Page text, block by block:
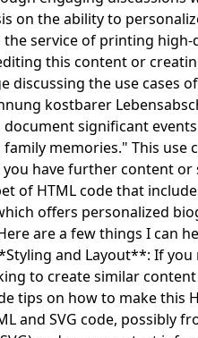
on the ability to
service of printing
this content or
the use cases
kostbarer
significant
memories." This
have further content
of HTML code that
offers personalized
are a few things I can
and Layout**: If
to create similar
tips on how to make this
and SVG code, possibly